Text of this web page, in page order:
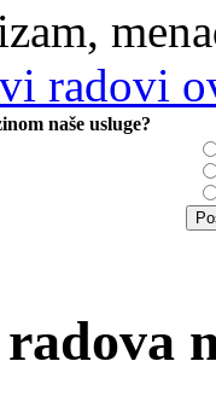
radovi
naše usluge?